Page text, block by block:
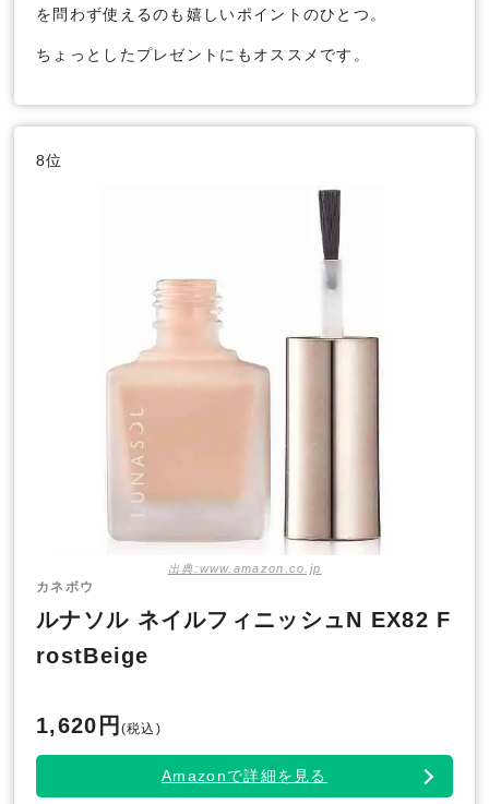
を問わず使えるのも嬉しいポイントのひとつ。
ちょっとしたプレゼントにもオススメです。
8位
出典:www.amazon.co.jp
カネボウ
ルナソル ネイルフィニッシュN EX82 F
rostBeige
1,620円 (税込)
Amazonで詳細を見る